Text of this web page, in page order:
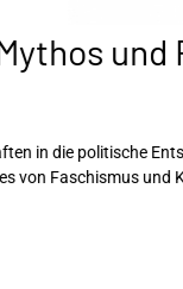
und
in die politische
von Faschismus und